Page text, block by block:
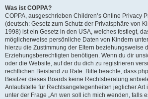
Was ist COPPA?
COPPA, ausgeschrieben Children’s Online Privacy
(deutsch: Gesetz zum Schutz der Privatsphäre von
1998) ist ein Gesetz in den USA, welches festlegt,
möglicherweise persönliche Daten von Kindern
hierzu die Zustimmung der Eltern beziehungsweise
Erziehungsberechtigten benötigen. Wenn du dir
oder die Website, auf der du dich zu registrieren
rechtlichen Beistand zu Rate. Bitte beachte, dass
Besitzer dieses Boards keine Rechtsberatung
Anlaufstelle für Rechtsangelegenheiten jeglicher Art
unter der Frage „An wen soll ich mich wenden, falls